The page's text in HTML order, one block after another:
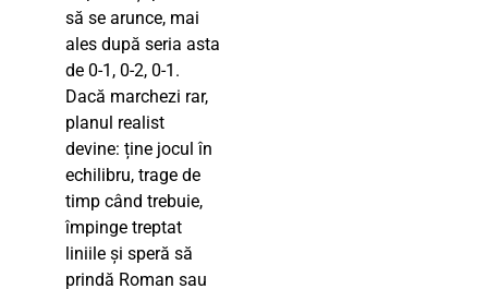
să se arunce, mai
ales după seria asta
de 0-1, 0-2, 0-1.
Dacă marchezi rar,
planul realist
devine: ține jocul în
echilibru, trage de
timp când trebuie,
împinge treptat
liniile și speră să
prindă Roman sau